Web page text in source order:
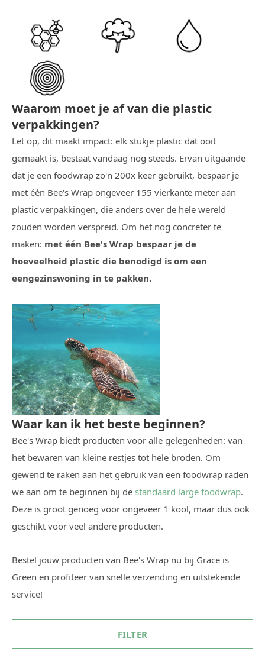
Waarom moet je af van die plastic
verpakkingen?
Let op, dit maakt impact: elk stukje plastic dat ooit
gemaakt is, bestaat vandaag nog steeds. Ervan uitgaande
dat je een foodwrap zo'n 200x keer gebruikt, bespaar je
met één Bee's Wrap ongeveer 155 vierkante meter aan
plastic verpakkingen, die anders over de hele wereld
zouden worden verspreid. Om het nog concreter te
maken: met één Bee's Wrap bespaar je de
hoeveelheid plastic die benodigd is om een
eengezinswoning in te pakken.
Waar kan ik het beste beginnen?
Bee's Wrap biedt producten voor alle gelegenheden: van
het bewaren van kleine restjes tot hele broden. Om
gewend te raken aan het gebruik van een foodwrap raden
we aan om te beginnen bij de standaard large foodwrap.
Deze is groot genoeg voor ongeveer 1 kool, maar dus ook
geschikt voor veel andere producten.
Bestel jouw producten van Bee's Wrap nu bij Grace is
Green en profiteer van snelle verzending en uitstekende
service!
FILTER